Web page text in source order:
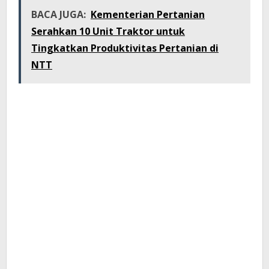
BACA JUGA: Kementerian Pertanian
Serahkan 10 Unit Traktor untuk
Tingkatkan Produktivitas Pertanian di
NTT